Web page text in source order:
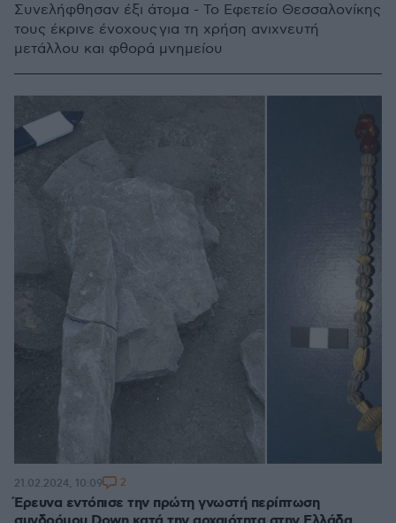
Συνελήφθησαν έξι άτομα - Το Εφετείο Θεσσαλονίκης
τους έκρινε ένοχους για τη χρήση ανιχνευτή
μετάλλου και φθορά μνημείου
Έρευνα εντόπισε την πρώτη γνωστή περίπτωση
21.02.2024, 10:09 2